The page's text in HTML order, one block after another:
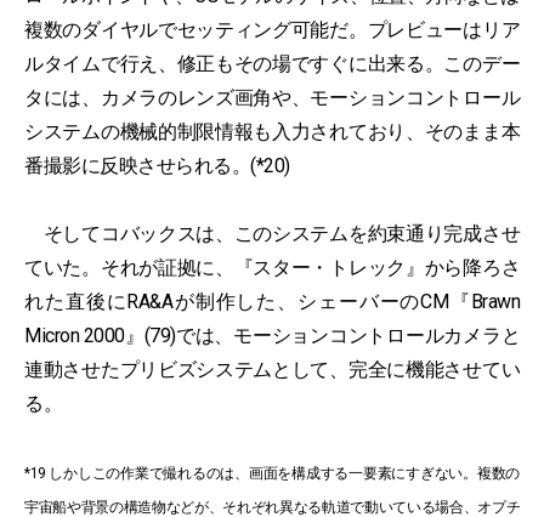
複数のダイヤルでセッティング可能だ。プレビューはリア
ルタイムで行え、修正もその場ですぐに出来る。このデー
タには、カメラのレンズ画角や、モーションコントロール
システムの機械的制限情報も入力されており、そのまま本
番撮影に反映させられる。(*20)
そしてコバックスは、このシステムを約束通り完成させ
ていた。それが証拠に、『スター・トレック』から降ろさ
れた直後にRA&Aが制作した、シェーバーのCM『Brawn
Micron 2000』(79)では、モーションコントロールカメラと
連動させたプリビズシステムとして、完全に機能させてい
る。
*19 しかしこの作業で撮れるのは、画面を構成する一要素にすぎない。複数の
宇宙船や背景の構造物などが、それぞれ異なる軌道で動いている場合、オプチ